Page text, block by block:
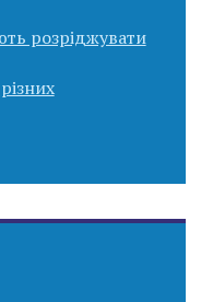
розріджувати